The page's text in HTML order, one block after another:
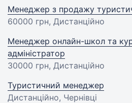
Менеджер з продажу
60000 грн, Дистанційно
Менеджер онлайн-школ та
адміністратор
30000 грн, Дистанційно
Туристичний менеджер
Дистанційно, Чернівці